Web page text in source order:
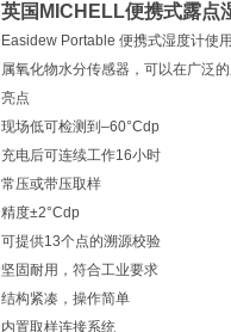
英国MICHELL便携式露点
Easidew Portable 便携式湿度计使
属氧化物水分传感器，可以在广泛
亮点
现场低可检测到–60°Cdp
充电后可连续工作16小时
常压或带压取样
精度±2°Cdp
可提供13个点的溯源校验
坚固耐用，符合工业要求
结构紧凑，操作简单
内置取样连接系统